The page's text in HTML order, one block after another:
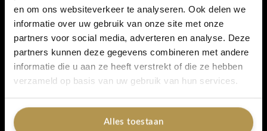
en om ons websiteverkeer te analyseren. Ook delen we
informatie over uw gebruik van onze site met onze
partners voor social media, adverteren en analyse. Deze
partners kunnen deze gegevens combineren met andere
informatie die u aan ze heeft verstrekt of die ze hebben
verzameld op basis van uw gebruik van hun services.
Alles toestaan
Kleur: Ecru
Aantal hengsels: 2
Afgewerkt met houten kralen
Geschikt voor verschillende potmaten
5% korting...
Ja, graag!